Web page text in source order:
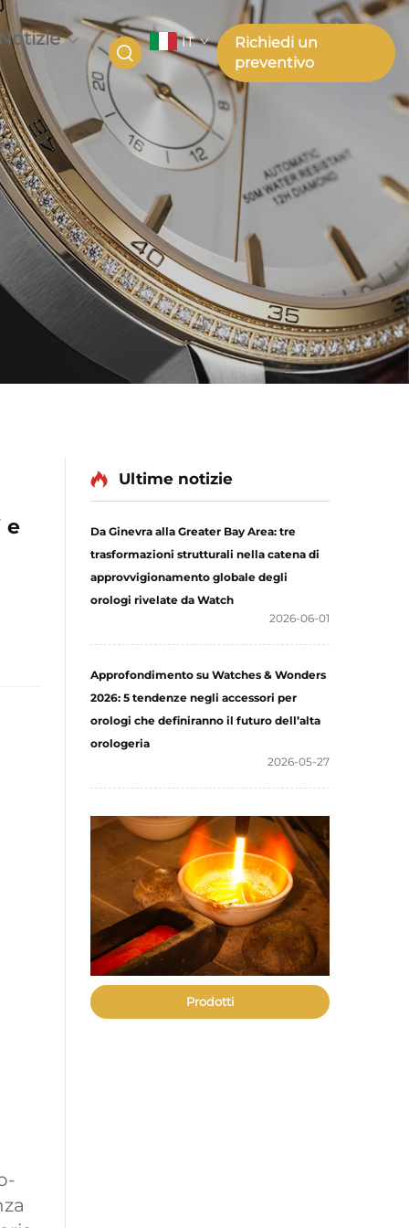
Notizie
IT
Richiedi un
preventivo
e
Ultime notizie
Da Ginevra alla Greater Bay Area: tre
trasformazioni strutturali nella catena di
approvvigionamento globale degli
orologi rivelate da Watch
2026-06-01
Approfondimento su Watches & Wonders
2026: 5 tendenze negli accessori per
orologi che definiranno il futuro dell’alta
orologeria
2026-05-27
Prodotti